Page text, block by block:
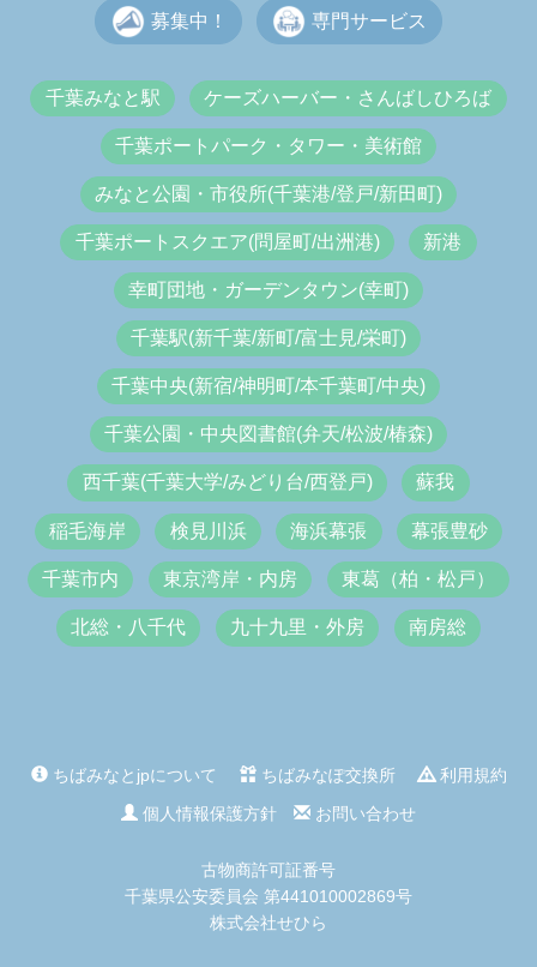
募集中！ 専門サービス
千葉みなと駅 ケーズハーバー・さんばしひろば
千葉ポートパーク・タワー・美術館
みなと公園・市役所(千葉港/登戸/新田町)
千葉ポートスクエア(問屋町/出洲港) 新港
幸町団地・ガーデンタウン(幸町)
千葉駅(新千葉/新町/富士見/栄町)
千葉中央(新宿/神明町/本千葉町/中央)
千葉公園・中央図書館(弁天/松波/椿森)
西千葉(千葉大学/みどり台/西登戸) 蘇我
稲毛海岸 検見川浜 海浜幕張 幕張豊砂
千葉市内 東京湾岸・内房 東葛（柏・松戸）
北総・八千代 九十九里・外房 南房総
ちばみなとjpについて ちばみなぽ交換所
利用規約
個人情報保護方針
お問い合わせ
古物商許可証番号
千葉県公安委員会 第441010002869号
株式会社せひら